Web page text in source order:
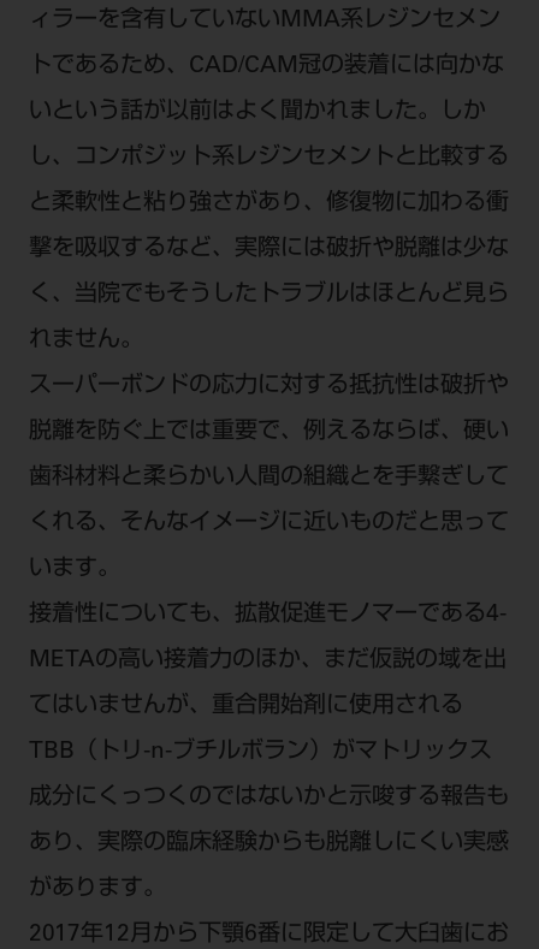
ィラーを含有していないMMA系レジンセメン
トであるため、CAD/CAM冠の装着には向かな
いという話が以前はよく聞かれました。しか
し、コンポジット系レジンセメントと比較する
と柔軟性と粘り強さがあり、修復物に加わる衝
撃を吸収するなど、実際には破折や脱離は少な
く、当院でもそうしたトラブルはほとんど見ら
れません。
スーパーボンドの応力に対する抵抗性は破折や
脱離を防ぐ上では重要で、例えるならば、硬い
歯科材料と柔らかい人間の組織とを手繋ぎして
くれる、そんなイメージに近いものだと思って
います。
接着性についても、拡散促進モノマーである4-
METAの高い接着力のほか、まだ仮説の域を出
てはいませんが、重合開始剤に使用される
TBB（トリ-n-ブチルボラン）がマトリックス
成分にくっつくのではないかと示唆する報告も
あり、実際の臨床経験からも脱離しにくい実感
があります。
2017年12月から下顎6番に限定して大臼歯にお
デンタルマガジン
ビデオライブラリー
DMR（ディーエムアール）
特集
メールマガジンスマイル＋
ビバリーくんの歯科イラスト素材集
宮城
東京
愛知
大阪
京都
広島
福岡
MDSC
MDSCについて
メール
メールでのお問い合わせはこちら
FAX /0800-222-6480（無料）
す。
受付時間 月～金 9:00～17:00 （祝日・夏季休
暇、年末年始を除く）
ディーラー様におかれましては、モリタ各担当営
業所へお問い合わせ願います。
企業情報
個人情報保護方針 特定商取引について